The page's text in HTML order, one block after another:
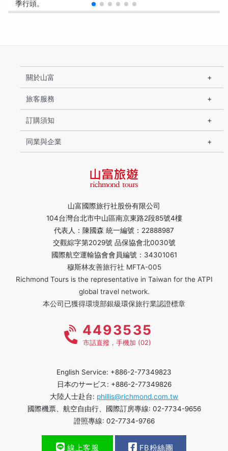
季行頭。
山富國際旅行社股份有限公司
104台灣台北市中山區南京東路2段85號4樓
代表人：陳國森 統一編號：22888987
交觀綜字第2029號 品保協會北0030號
國際航空運輸協會會員編號：34301061
穆斯林友善旅行社 MFTA-005
Richmond Tours is the representative in Taiwan for the ATPI
global travel network.
本公司已獲得環境部銀級環保旅行業認證標章
關於山富
旅客服務
訂購須知
同業與企業
4493535
市話直撥，手機加 (02)
English Service: +886-2-77349823
日本のサービス: +886-2-77349826
大陸人士赴台: phillis@richmond.com.tw
國際機票、航空自由行、國際訂房專線: 02-7734-9656
證照專線: 02-7734-9766
線上客服 FB粉絲團